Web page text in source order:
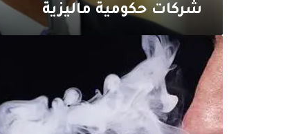
شركات حكومية ماليزية
سوق
السجائر
الإلكترونية
6
مليارات
دولار
سنوياً